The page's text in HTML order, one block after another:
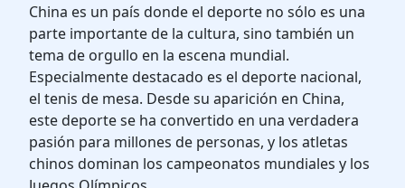
China es un país donde el deporte no sólo es una
parte importante de la cultura, sino también un
tema de orgullo en la escena mundial.
Especialmente destacado es el deporte nacional,
el tenis de mesa. Desde su aparición en China,
este deporte se ha convertido en una verdadera
pasión para millones de personas, y los atletas
chinos dominan los campeonatos mundiales y los